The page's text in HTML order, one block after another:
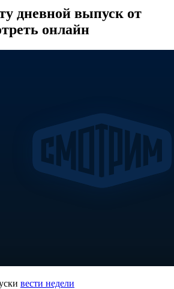
дневной выпуск от
онлайн
вести недели